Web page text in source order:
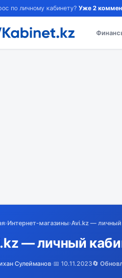
по личному кабинету? Уже 2
›Интернет-магазины›Avi.kz — личный
— личный
Сулейманов·📅 10.11.2023🔄